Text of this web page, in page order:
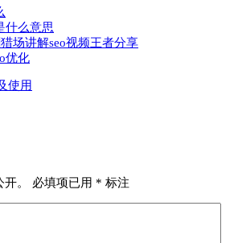
什么意思
场讲解seo视频王者分享
优化
使用
。 必填项已用 * 标注